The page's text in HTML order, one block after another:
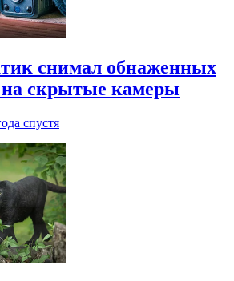
снимал обнаженных
скрытые камеры
спустя